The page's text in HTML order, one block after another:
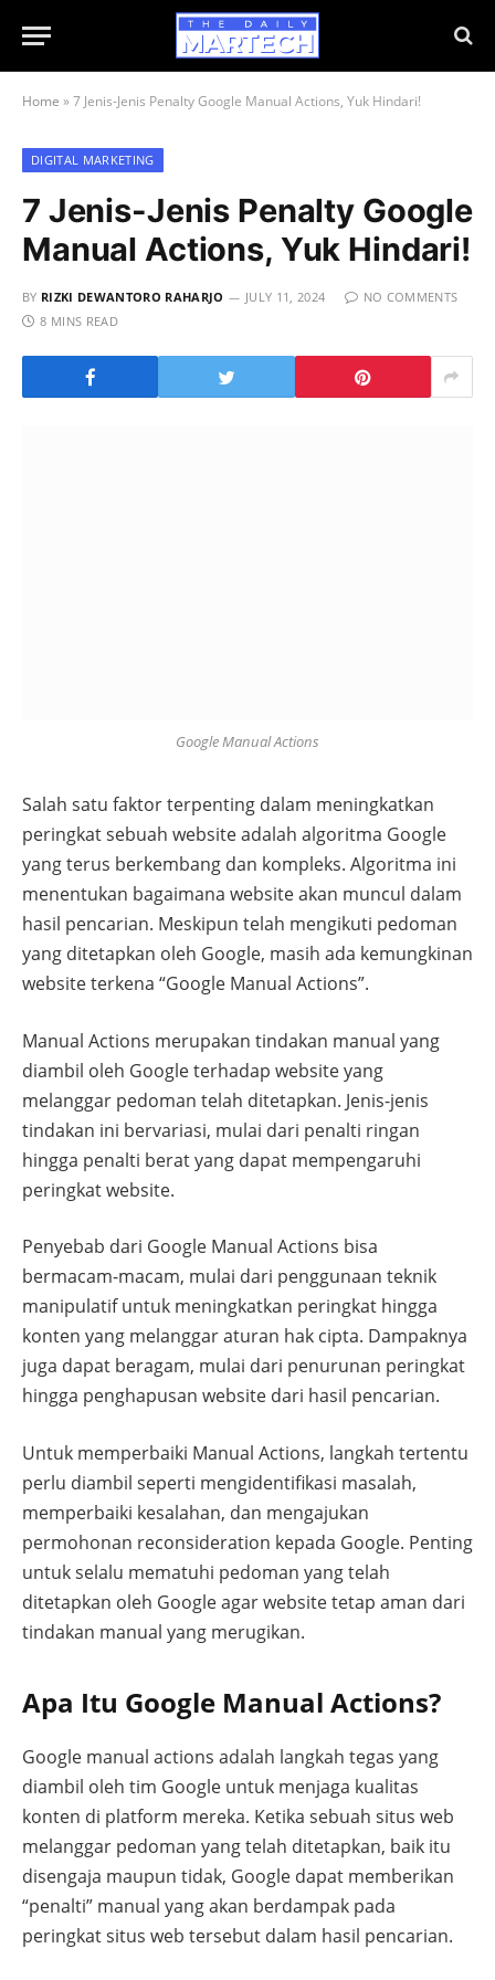
Home »7 Jenis-Jenis Penalty Google Manual Actions, Yuk Hindari!
DIGITAL MARKETING
7 Jenis-Jenis Penalty Google
Manual Actions, Yuk Hindari!
BY RIZKI DEWANTORO RAHARJO JULY 11, 2024
NO COMMENTS
8 MINS READ
Google Manual Actions
Salah satu faktor terpenting dalam meningkatkan
peringkat sebuah website adalah algoritma Google
yang terus berkembang dan kompleks. Algoritma ini
menentukan bagaimana website akan muncul dalam
hasil pencarian. Meskipun telah mengikuti pedoman
yang ditetapkan oleh Google, masih ada kemungkinan
website terkena “Google Manual Actions”.
Manual Actions merupakan tindakan manual yang
diambil oleh Google terhadap website yang
melanggar pedoman telah ditetapkan. Jenis-jenis
tindakan ini bervariasi, mulai dari penalti ringan
hingga penalti berat yang dapat mempengaruhi
peringkat website.
Penyebab dari Google Manual Actions bisa
bermacam-macam, mulai dari penggunaan teknik
manipulatif untuk meningkatkan peringkat hingga
konten yang melanggar aturan hak cipta. Dampaknya
juga dapat beragam, mulai dari penurunan peringkat
hingga penghapusan website dari hasil pencarian.
Untuk memperbaiki Manual Actions, langkah tertentu
perlu diambil seperti mengidentifikasi masalah,
memperbaiki kesalahan, dan mengajukan
permohonan reconsideration kepada Google. Penting
untuk selalu mematuhi pedoman yang telah
ditetapkan oleh Google agar website tetap aman dari
tindakan manual yang merugikan.
Apa Itu Google Manual Actions?
Google manual actions adalah langkah tegas yang
diambil oleh tim Google untuk menjaga kualitas
konten di platform mereka. Ketika sebuah situs web
melanggar pedoman yang telah ditetapkan, baik itu
disengaja maupun tidak, Google dapat memberikan
“penalti” manual yang akan berdampak pada
peringkat situs web tersebut dalam hasil pencarian.